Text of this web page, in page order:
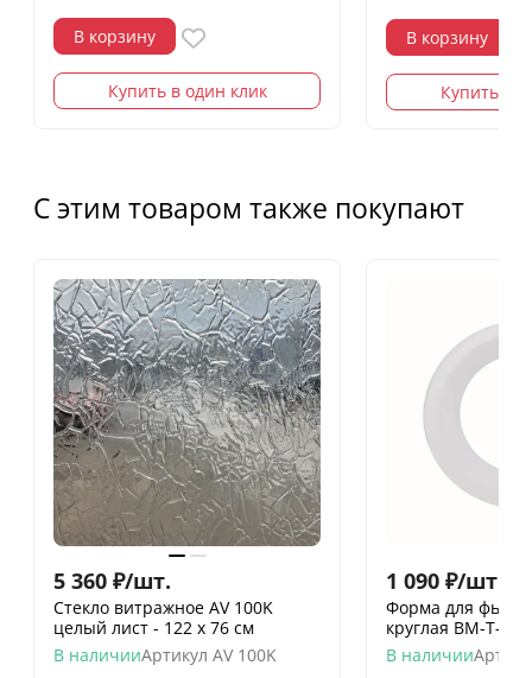
В корзину
Купить в один клик
В корзину
Купить в
С этим товаром также покупают
5 360 ₽/шт.
Стекло витражное AV 100K
целый лист - 122 х 76 cм
В наличииАртикул AV 100K
1 090 ₽/шт.
Форма для
круглая ВМ-Т-02
В наличии